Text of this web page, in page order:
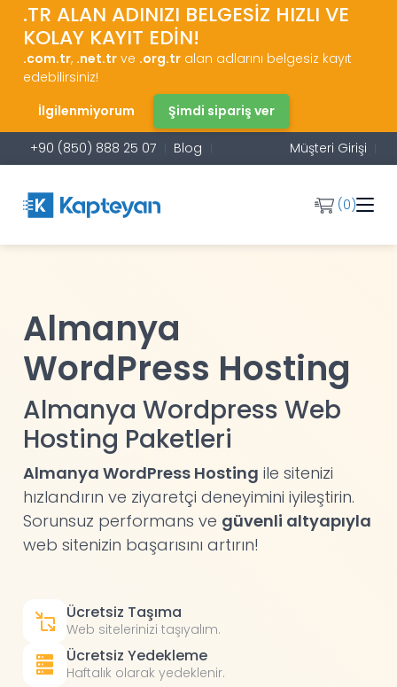
.TR ALAN ADINIZI BELGESİZ HIZLI VE
KOLAY KAYIT EDİN!
.com.tr, .net.tr ve .org.tr alan adlarını belgesiz kayıt
edebilirsiniz!
İlgilenmiyorum
Şimdi sipariş ver
+90 (850) 888 25 07 Blog Müşteri Girişi
(0)
Almanya
WordPress Hosting
Almanya Wordpress Web
Hosting Paketleri
Almanya WordPress Hosting ile sitenizi
hızlandırın ve ziyaretçi deneyimini iyileştirin.
Sorunsuz performans ve güvenli altyapıyla
web sitenizin başarısını artırın!
Ücretsiz Taşıma
Web sitelerinizi taşıyalım.
Ücretsiz Yedekleme
Haftalık olarak yedeklenir.